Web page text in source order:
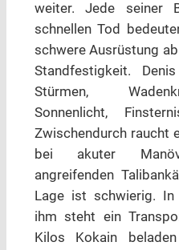
weiter. Jede seiner
schnellen Tod
schwere Ausrüstung
Standfestigkeit.
Stürmen,
Sonnenlicht,
Zwischendurch raucht
bei akuter
angreifenden
Lage ist schwierig.
ihm steht ein
Kilos Kokain